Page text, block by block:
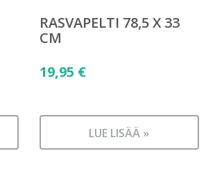
RASVAPELTI 78,5 X 33
CM
19,95 €
LUE LISÄÄ »